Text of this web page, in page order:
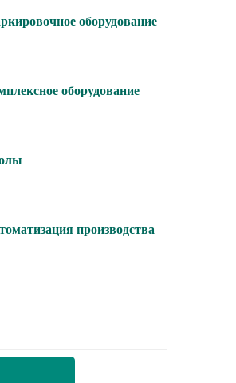
оборудование
оборудование
производства